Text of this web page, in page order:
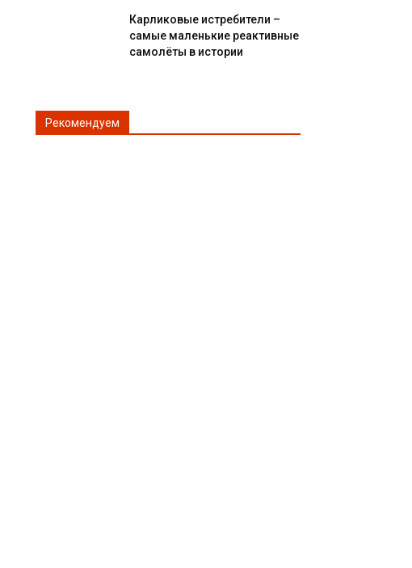
Карликовые истребители –
самые маленькие реактивные
самолёты в истории
Рекомендуем